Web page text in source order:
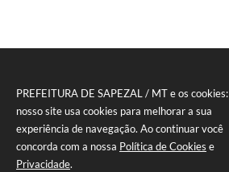
PREFEITURA DE SAPEZAL / MT e os cookies:
nosso site usa cookies para melhorar a sua
experiência de navegação. Ao continuar você
concorda com a nossa Política de Cookies e
Privacidade.